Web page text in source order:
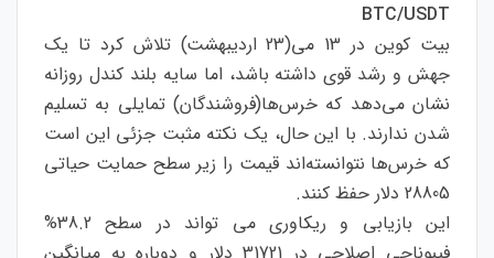
BTC/USDT
بیت کوین در 13 می(23 اردیبهشت) تلاش کرد تا یک
جهش و رشد قوی داشته باشد، اما سایه بلند کندل روزانه
نشان می‌دهد که خرس‌ها(فروشندگان) تمایلی به تسلیم
شدن ندارند. با این حال، یک نکته مثبت جزئی این است
که خرس‌ها نتوانسته‌اند قیمت را زیر سطح حمایت حیاتی
28805 دلار حفظ کنند.
این بازیابی و ریکاوری می تواند در سطح 38.2%